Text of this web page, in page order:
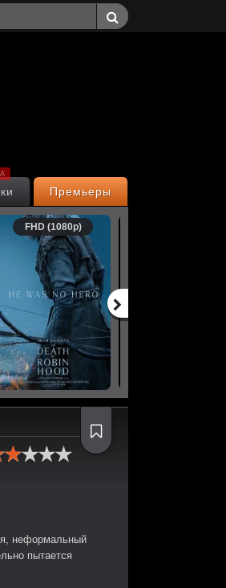
Премьеры
FHD (1080p)
неформальный
пытается